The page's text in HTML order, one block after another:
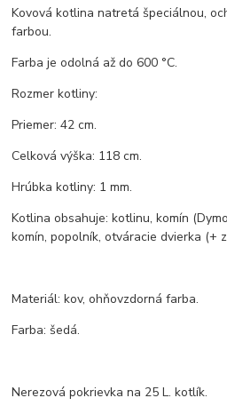
Kovová kotlina natretá špeciálnou,
farbou.
Farba je odolná až do 600 °C.
Rozmer kotliny:
Priemer: 42 cm.
Celková výška: 118 cm.
Hrúbka kotliny: 1 mm.
Kotlina obsahuje: kotlinu, komín
komín, popolník, otváracie dvierka (+
Materiál: kov, ohňovzdorná farba.
Farba: šedá.
Nerezová pokrievka na 25 L. kotlík.